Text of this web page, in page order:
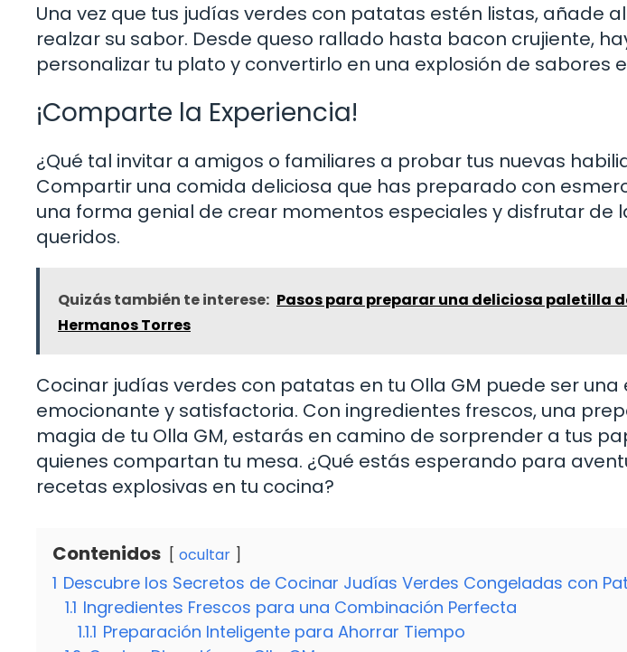
Una vez que tus judías verdes con patatas estén listas, añade
realzar su sabor. Desde queso rallado hasta bacon crujiente,
personalizar tu plato y convertirlo en una explosión de sabores
¡Comparte la Experiencia!
¿Qué tal invitar a amigos o familiares a probar tus nuevas
Compartir una comida deliciosa que has preparado con
una forma genial de crear momentos especiales y disfrutar de
queridos.
Quizás también te interese: Pasos para preparar una deliciosa paletilla
Hermanos Torres
Cocinar judías verdes con patatas en tu Olla GM puede ser una
emocionante y satisfactoria. Con ingredientes frescos, una
magia de tu Olla GM, estarás en camino de sorprender a tus
quienes compartan tu mesa. ¿Qué estás esperando para
recetas explosivas en tu cocina?
Contenidos ocultar
1 Descubre los Secretos de Cocinar Judías Verdes Congeladas con
1.1 Ingredientes Frescos para una Combinación Perfecta
1.1.1 Preparación Inteligente para Ahorrar Tiempo